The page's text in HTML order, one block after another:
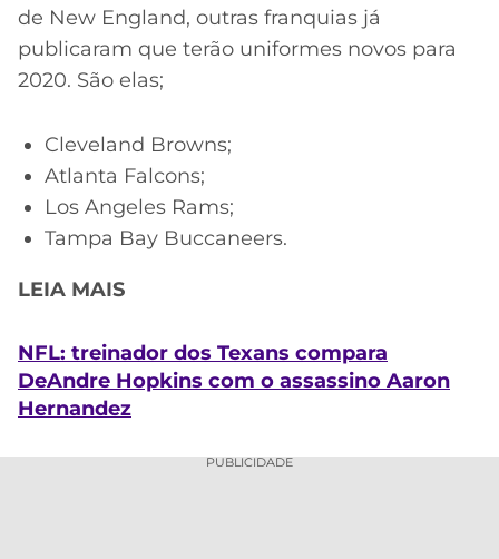
de New England, outras franquias já
publicaram que terão uniformes novos para
2020. São elas;
Cleveland Browns;
Atlanta Falcons;
Los Angeles Rams;
Tampa Bay Buccaneers.
LEIA MAIS
NFL: treinador dos Texans compara
DeAndre Hopkins com o assassino Aaron
Hernandez
PUBLICIDADE